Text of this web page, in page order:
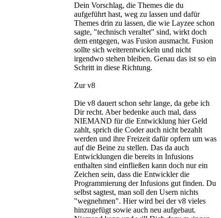
Dein Vorschlag, die Themes die du
aufgeführt hast, weg zu lassen und dafür
Themes drin zu lassen, die wie Layzee schon
sagte, "technisch veraltet" sind, wirkt doch
dem entgegen, was Fusion ausmacht. Fusion
sollte sich weiterentwickeln und nicht
irgendwo stehen bleiben. Genau das ist so ein
Schritt in diese Richtung.
Zur v8
Die v8 dauert schon sehr lange, da gebe ich
Dir recht. Aber bedenke auch mal, dass
NIEMAND für die Entwicklung hier Geld
zahlt, sprich die Coder auch nicht bezahlt
werden und ihre Freizeit dafür opfern um was
auf die Beine zu stellen. Das da auch
Entwicklungen die bereits in Infusions
enthalten sind einfließen kann doch nur ein
Zeichen sein, dass die Entwickler die
Programmierung der Infusions gut finden. Du
selbst sagtest, man soll den Usern nichts
"wegnehmen". Hier wird bei der v8 vieles
hinzugefügt sowie auch neu aufgebaut.